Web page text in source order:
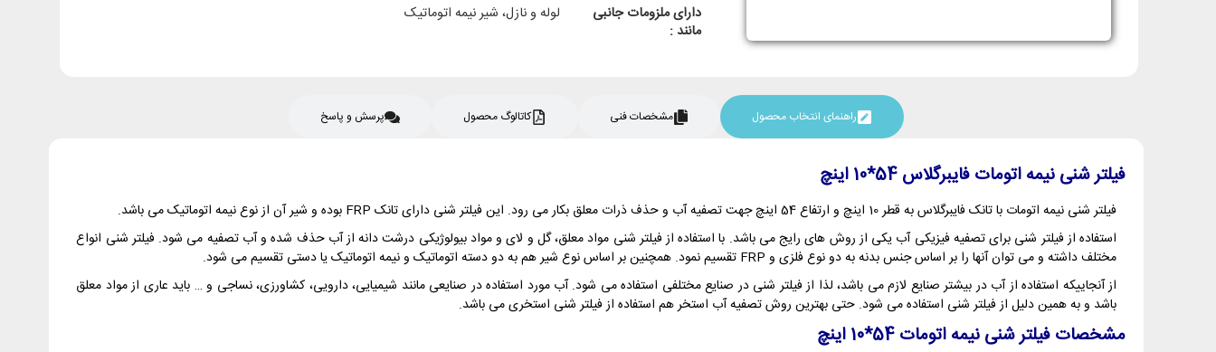
دارای ملزومات جانبی
مانند :
لوله و نازل، شیر نیمه اتوماتیک
راهنمای انتخاب محصول مشخصات فنی کاتالوگ محصول پرسش و پاسخ
فیلتر شنی نیمه اتومات فایبرگلاس 54*10 اینچ
فیلتر شنی نیمه اتومات با تانک فایبرگلاس به قطر 10 اینچ و ارتفاع 54 اینچ جهت تصفیه آب و حذف ذرات معلق بکار می رود. این فیلتر شنی دارای تانک FRP بوده و شیر آن از نوع نیمه اتوماتیک می باشد.
استفاده از فیلتر شنی برای تصفیه فیزیکی آب یکی از روش های رایج می باشد. با استفاده از فیلتر شنی مواد معلق، گل و لای و مواد بیولوژیکی درشت دانه از آب حذف شده و آب تصفیه می شود. فیلتر شنی انواع
مختلف داشته و می توان آنها را بر اساس جنس بدنه به دو نوع فلزی و FRP تقسیم نمود. همچنین بر اساس نوع شیر هم به دو دسته اتوماتیک و نیمه اتوماتیک یا دستی تقسیم می شود.
از آنجاییکه استفاده از آب در بیشتر صنایع لازم می باشد، لذا از فیلتر شنی در صنایع مختلفی استفاده می شود. آب مورد استفاده در صنایعی مانند شیمیایی، دارویی، کشاورزی، نساجی و … باید عاری از مواد معلق
باشد و به همین دلیل از فیلتر شنی استفاده می شود. حتی بهترین روش تصفیه آب استخر هم استفاده از فیلتر شنی استخری می باشد.
مشخصات فیلتر شنی نیمه اتومات 54*10 اینچ